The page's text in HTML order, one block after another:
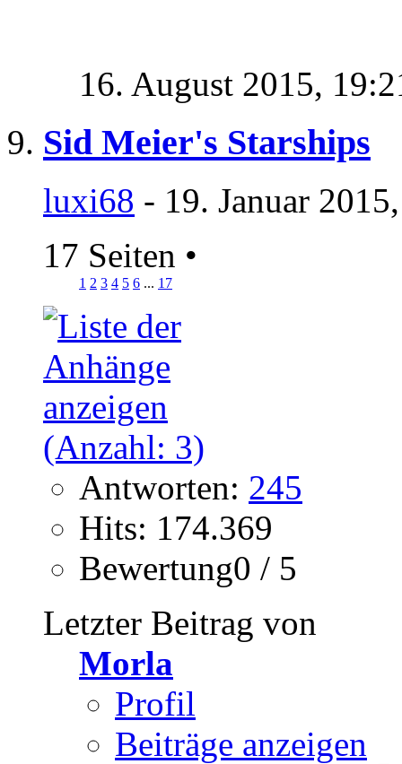
16. August 2015,
Sid Meier's Starships
luxi68 - 19. Januar
17 Seiten •
1 2 3 4 5 6 ... 17
Antworten: 245
Hits: 174.369
Bewertung0 / 5
Letzter Beitrag von
Morla
Profil
Beiträge anzeigen